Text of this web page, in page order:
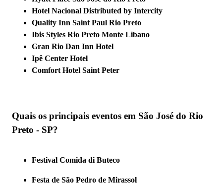
Hotel Nacional Distributed by Intercity
Quality Inn Saint Paul Rio Preto
Ibis Styles Rio Preto Monte Libano
Gran Rio Dan Inn Hotel
Ipê Center Hotel
Comfort Hotel Saint Peter
Quais os principais eventos em São José do Rio
Preto - SP?
Festival Comida di Buteco
Festa de São Pedro de Mirassol